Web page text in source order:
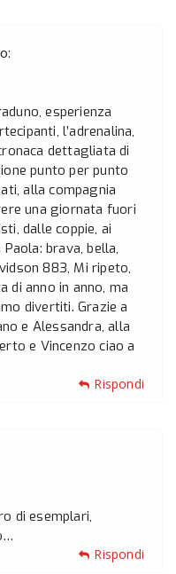
esperienza
l’adrenalina,
dettagliata di
punto per punto
alla compagnia
una giornata fuori
dalle coppie, ai
brava, bella,
883, Mi ripeto,
di anno in anno, ma
divertiti. Grazie a
e Alessandra, alla
e Vincenzo ciao a
Rispondi
di esemplari,
Rispondi